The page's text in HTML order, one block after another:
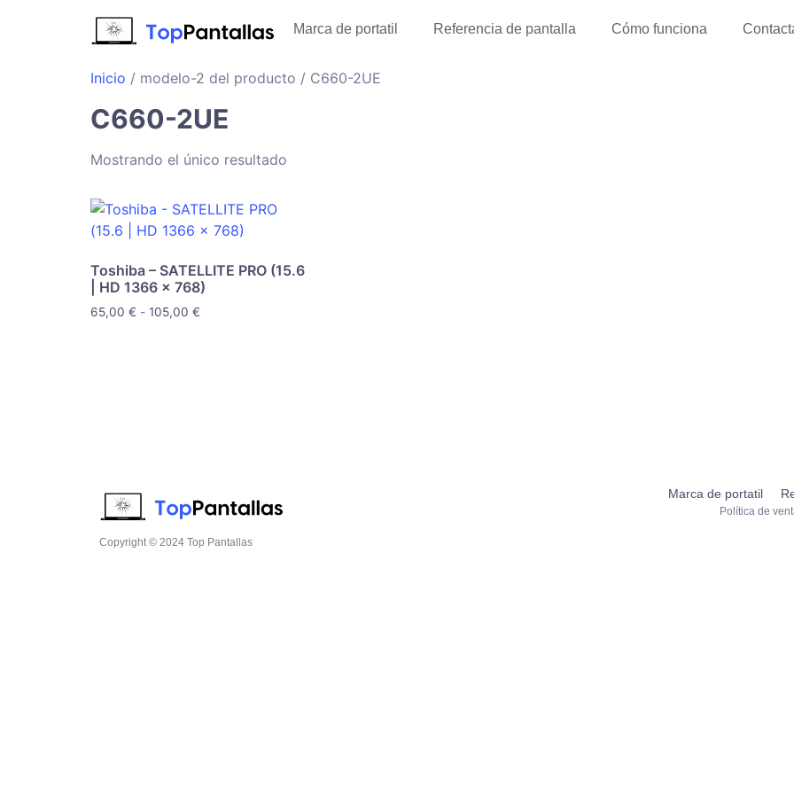
Marca de portatil Referencia de pantalla Cómo funciona
Inicio / modelo-2 del producto / C660-2UE
C660-2UE
Mostrando el único resultado
Toshiba – SATELLITE PRO (15.6
| HD 1366 x 768)
65,00 € - 105,00 €
Copyright © 2024 Top Pantallas
Marca de portatil
Política de